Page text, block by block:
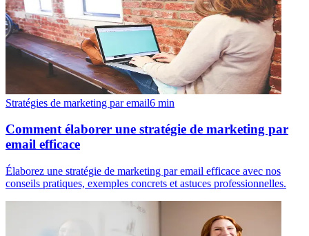
Stratégies de marketing par email6 min
Comment élaborer une stratégie de marketing par
email efficace
Élaborez une stratégie de marketing par email efficace avec nos
conseils pratiques, exemples concrets et astuces professionnelles.